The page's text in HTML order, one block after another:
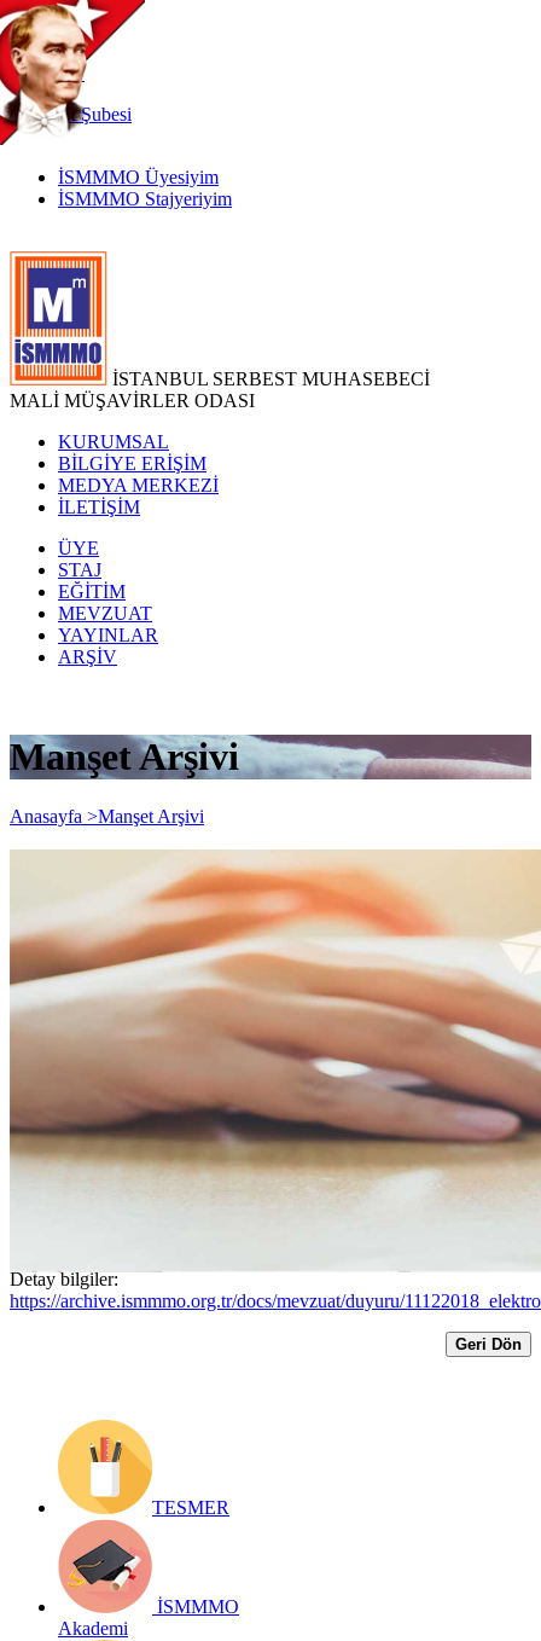
TR
|
EN
İnternetŞubesi
İSMMMO Üyesiyim
İSMMMO Stajyeriyim
İSTANBUL SERBEST MUHASEBECİ
MALİ MÜŞAVİRLER ODASI
KURUMSAL
BİLGİYE ERİŞİM
MEDYA MERKEZİ
İLETİŞİM
ÜYE
STAJ
EĞİTİM
MEVZUAT
YAYINLAR
ARŞİV
Manşet Arşivi
Anasayfa >Manşet Arşivi
Tüzel kişiler’e resmi tebligatlar
elektronik ortamda yapılacaktır. Tüzel
kişiler 31.01.2019 tarihine kadar PTT’ye
müracaat ederek sisteme kayıt olacaktır...
Detay bilgiler:
https://archive.ismmmo.org.tr/docs/mevzuat/duyuru/
Geri Dön
TESMER
İSMMMO
Akademi